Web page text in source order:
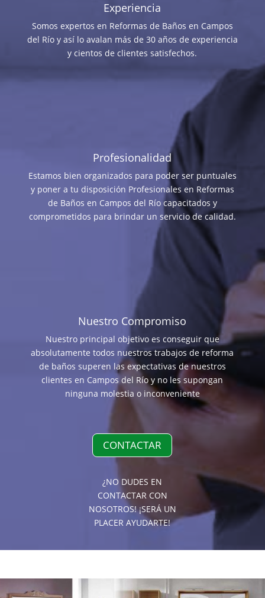
Experiencia
Somos expertos en Reformas de Baños en Campos
del Río y así lo avalan más de 30 años de experiencia
y cientos de clientes satisfechos.
Profesionalidad
Estamos bien organizados para poder ser puntuales
y poner a tu disposición Profesionales en Reformas
de Baños en Campos del Río capacitados y
comprometidos para brindar un servicio de calidad.
Nuestro Compromiso
Nuestro principal objetivo es conseguir que
absolutamente todos nuestros trabajos de reforma
de baños superen las expectativas de nuestros
clientes en Campos del Río y no les supongan
ninguna molestia o inconveniente
CONTACTAR
¿NO DUDES EN
CONTACTAR CON
NOSOTROS! ¡SERÁ UN
PLACER AYUDARTE!